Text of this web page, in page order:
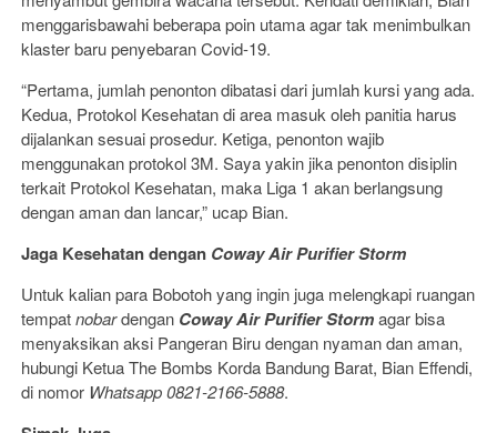
menggarisbawahi beberapa poin utama agar tak menimbulkan
klaster baru penyebaran Covid-19.
“Pertama, jumlah penonton dibatasi dari jumlah kursi yang ada.
Kedua, Protokol Kesehatan di area masuk oleh panitia harus
dijalankan sesuai prosedur. Ketiga, penonton wajib
menggunakan protokol 3M. Saya yakin jika penonton disiplin
terkait Protokol Kesehatan, maka Liga 1 akan berlangsung
dengan aman dan lancar,” ucap Bian.
Jaga Kesehatan denganCoway Air Purifier Storm
Untuk kalian para Bobotoh yang ingin juga melengkapi ruangan
tempatnobardengan Coway Air Purifier Stormagar bisa
menyaksikan aksi Pangeran Biru dengan nyaman dan aman,
hubungi Ketua The Bombs Korda Bandung Barat, Bian Effendi,
di nomor Whatsapp 0821-2166-5888.